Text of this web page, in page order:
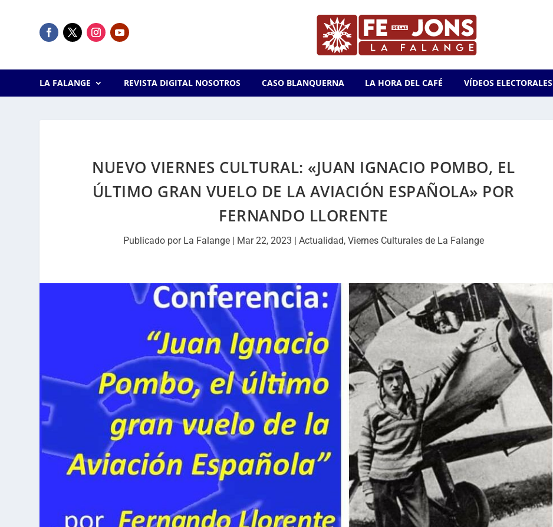
LA FALANGE REVISTA DIGITAL NOSOTROS CASO BLANQUERNA LA HORA DEL CAFÉ VÍDEOS ELECTORALES
NUEVO VIERNES CULTURAL: «JUAN IGNACIO POMBO, EL
ÚLTIMO GRAN VUELO DE LA AVIACIÓN ESPAÑOLA» POR
FERNANDO LLORENTE
Publicado por La Falange| Mar 22, 2023 | Actualidad, Viernes Culturales de La Falange